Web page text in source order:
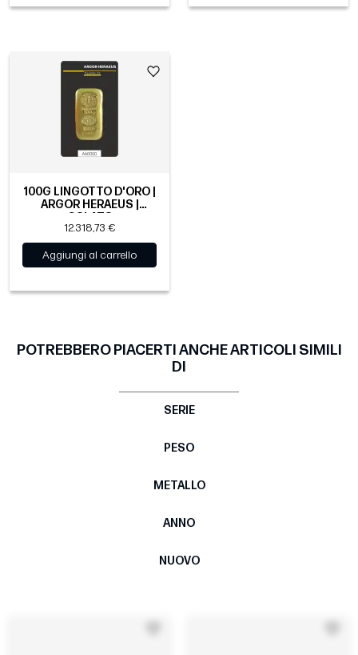
100G LINGOTTO D'ORO |
ARGOR HERAEUS |
COLATO
12.318,73 €
Aggiungi al carrello
POTREBBERO PIACERTI ANCHE ARTICOLI SIMILI
DI
SERIE
PESO
METALLO
ANNO
NUOVO